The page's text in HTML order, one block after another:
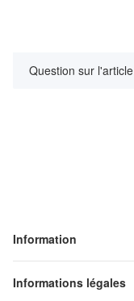
Question sur l'article
Information
Informations légales